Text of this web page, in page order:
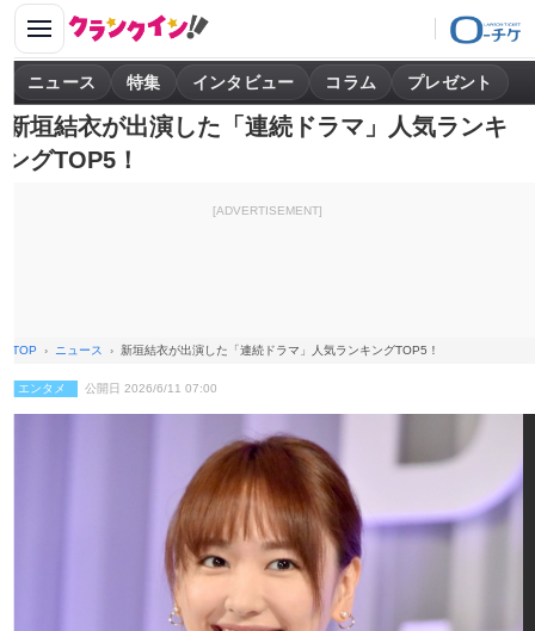
ニュース 特集 インタビュー コラム プレゼント
新垣結衣が出演した「連続ドラマ」人気ランキ
ングTOP5！
[ADVERTISEMENT]
TOP ニュース 新垣結衣が出演した「連続ドラマ」人気ランキングTOP5！
エンタメ 公開日 2026/6/11 07:00